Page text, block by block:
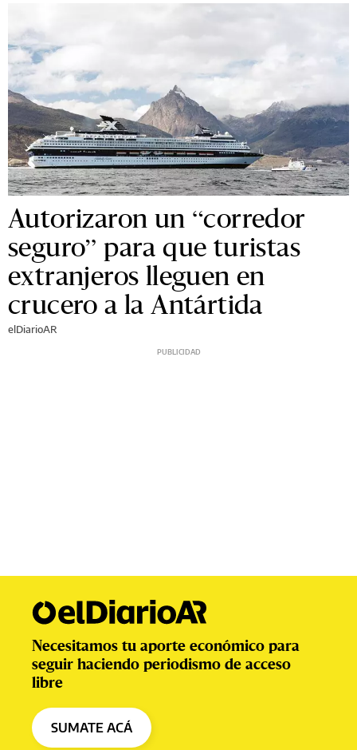
Autorizaron un “corredor
seguro” para que turistas
extranjeros lleguen en
crucero a la Antártida
elDiarioAR
Necesitamos tu aporte económico para
seguir haciendo periodismo de acceso
libre
SUMATE ACÁ